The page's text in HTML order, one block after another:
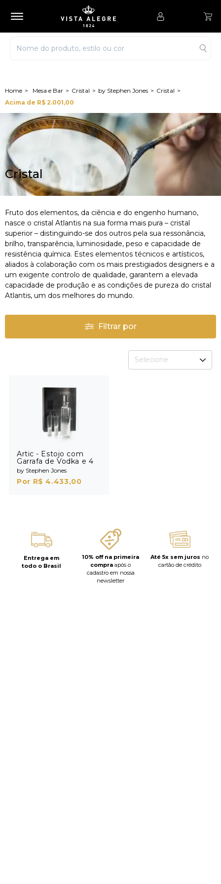
Mesa e Bar Cristal by Stephen Jones
Cristal
Acima de R$ 2.001,00
Cristal
Fruto dos elementos, da ciência e do engenho humano,
nasce o cristal Atlantis na sua forma mais pura – cristal
superior – distinguindo-se dos outros pela sua ressonância,
brilho, transparência, luminosidade, peso e capacidade de
resistência química. Estes elementos técnicos e artísticos,
aliados à colaboração com os mais prestigiados designers e a
um exigente controlo de qualidade, garantem a elevada
capacidade de produção e as condições de pureza do cristal
Atlantis, um dos melhores do mundo.
Filtrar por
Selecione
Artic - Estojo com
Garrafa de Vodka e 4
Shots
by Stephen Jones
Por R$ 4.433,00
Entrega em
todo o Brasil
10% off na primeira
compra após o
cadastro em nossa
newsletter
Até 5x sem juros no
cartão de crédito